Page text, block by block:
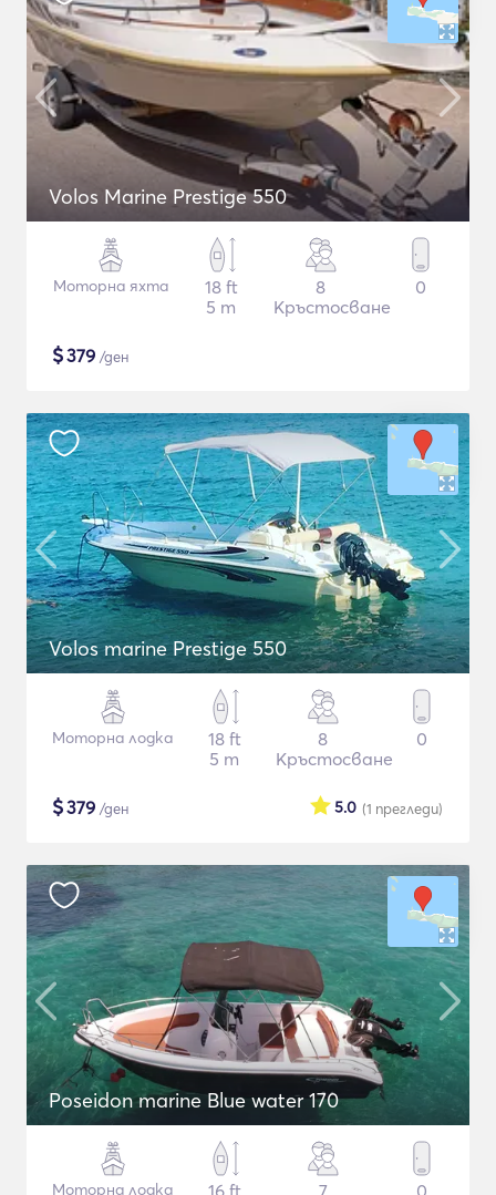
Volos Marine Prestige 550
Моторна яхта
18 ft
5 m
8
Кръстосване
0
$379 /ден
Volos marine Prestige 550
Моторна лодка
18 ft
5 m
8
Кръстосване
0
$379 /ден (1 прегледи)
5.0
Poseidon marine Blue water 170
Моторна лодка
16 ft
7
0